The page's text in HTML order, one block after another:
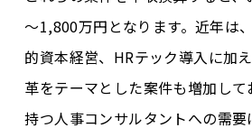
～1,800万円 となります。近年は
的資本経営、HRテック導入に加
革をテーマとした案件も増加し
持つ人事コンサルタントへの需要